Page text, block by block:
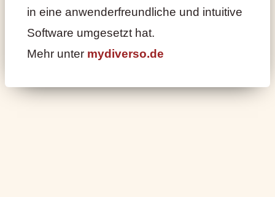
in eine anwenderfreundliche und intuitive
Software umgesetzt hat.
Mehr unter mydiverso.de